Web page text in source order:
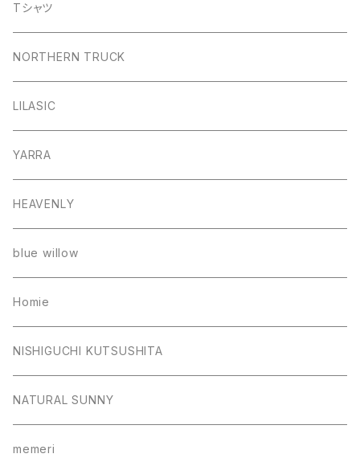
Tシャツ
NORTHERN TRUCK
LILASIC
YARRA
HEAVENLY
blue willow
Homie
NISHIGUCHI KUTSUSHITA
NATURAL SUNNY
memeri